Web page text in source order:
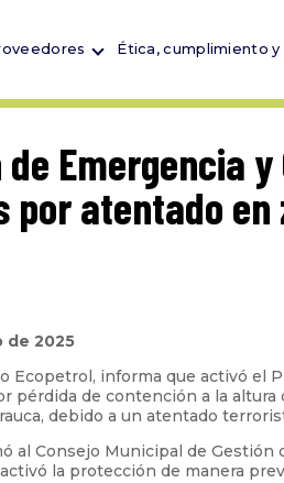
Ética, cumplimiento
Emergencia
por atentado
de 2025
Ecopetrol, informa que activó el
pérdida de contención a la
debido a un atentado
al Consejo Municipal de
la protección de manera